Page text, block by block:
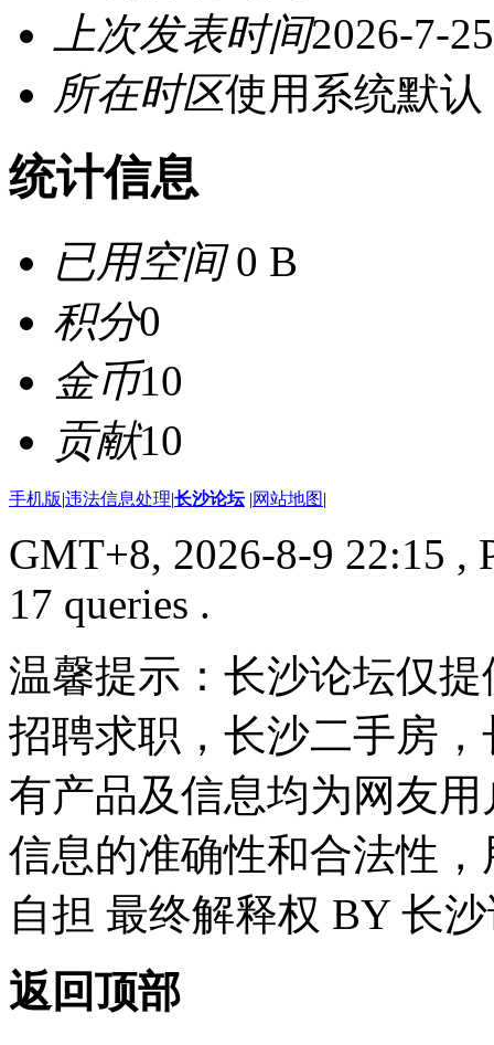
上次发表时间2026-7-
所在时区使用系统默认
统计信息
已用空间0 B
积分0
金币10
贡献10
手机版|违法信息处理|长沙论坛 |网站地图|
GMT+8, 2026-8-9 22:15 ,
17 queries .
温馨提示：长沙论坛仅
招聘求职，长沙二手房
有产品及信息均为网友
信息的准确性和合法性
自担 最终解释权 BY 长
返回顶部